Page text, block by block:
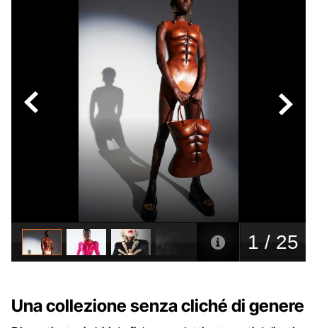
Una collezione senza cliché di genere